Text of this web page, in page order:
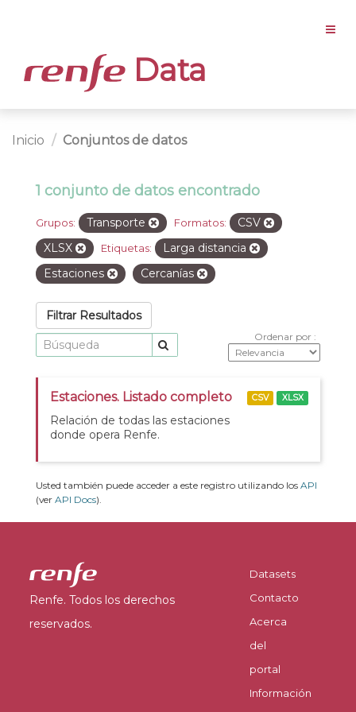
Data
Inicio Conjuntos de datos
1 conjunto de datos encontrado
Grupos: Transporte Formatos:
CSV
XLSX
Etiquetas:
Larga distancia
Estaciones
Cercanías
Filtrar Resultados
Ordenar por
Estaciones. Listado completo
Relación de todas las estaciones
donde opera Renfe.
CSV XLSX
Usted también puede acceder a este registro utilizando los API
(ver API Docs).
Renfe. Todos los derechos
reservados.
Datasets
Contacto
Acerca
del
portal
Información